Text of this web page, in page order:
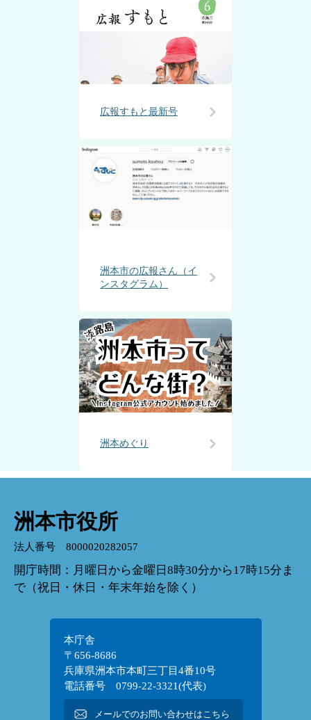
広報すもと最新号
洲本市の広報さん（イ
ンスタグラム）
洲本めぐり
洲本市役所
法人番号 8000020282057
開庁時間：月曜日から金曜日8時30分から17時15分ま
で（祝日・休日・年末年始を除く）
本庁舎
〒656-8686
兵庫県洲本市本町三丁目4番10号
電話番号 0799-22-3321(代表)
メールでのお問い合わせはこちら